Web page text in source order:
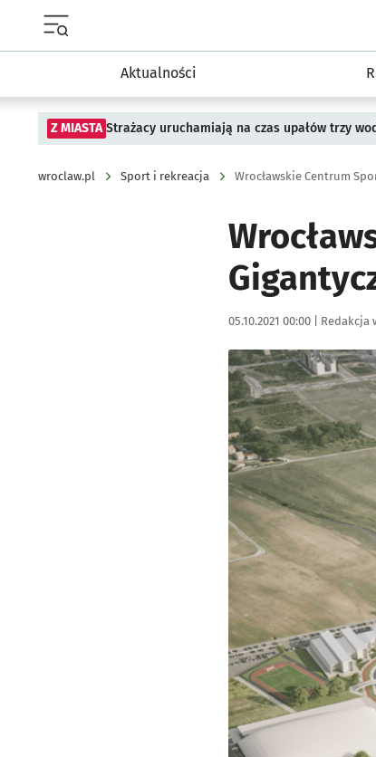
Aktualności
Z MIASTA Strażacy uruchamiają na czas upałów trzy
wroclaw.pl Sport i rekreacja
Data publikacji:
05.10.2021 00:00 | Autor:
Redakcja
Kliknij, aby